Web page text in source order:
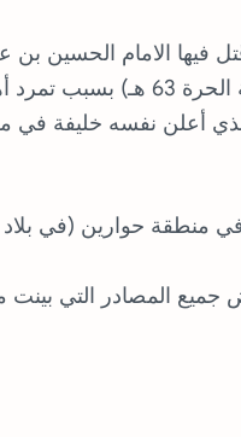
واغتصبت نسائهم.
أعلن نفسه خليفة في
جميع المصادر التي